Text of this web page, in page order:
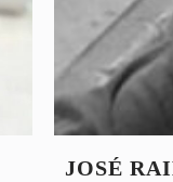
JOSÉ